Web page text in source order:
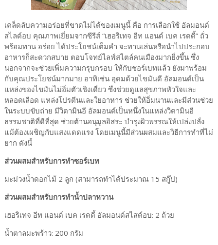
เคล็ดลับความอร่อยที่ขาดไม่ได้ของเมนูนี้ คือ การเลือกใช้ อัลมอนด์
สไลด์อบ คุณภาพเยี่ยมจากซีรีส์ “เฮอริเทจ อีท แอนด์ เบค เรดดี้” ถั่ว
พร้อมทาน อร่อย ได้ประโยชน์เต็มคำ จะทานเล่นหรือนำไปประกอบ
อาหารก็สะดวกสบาย ตอบโจทย์ไลฟ์สไตล์คนเมืองมากยิ่งขึ้น ซึ่ง
นอกจากจะช่วยเพิ่มความกรุบกรอบ ให้กับชอร์เบทแล้ว ยังมาพร้อม
กับคุณประโยชน์มากมาย อาทิเช่น อุดมด้วยไขมันดี อัลมอนด์เป็น
แหล่งของไขมันไม่อิ่มตัวเชิงเดี่ยว ซึ่งช่วยดูแลสุขภาพหัวใจและ
หลอดเลือด แหล่งโปรตีนและใยอาหาร ช่วยให้อิ่มนานและมีส่วนช่วย
ในระบบขับถ่าย มีวิตามินอี อัลมอนด์เป็นหนึ่งในแหล่งวิตามินอี
ธรรมชาติที่ดีที่สุด ช่วยต้านอนุมูลอิสระ บำรุงผิวพรรณให้เปล่งปลั่ง
แม้ต้องเผชิญกับแสงแดดแรง โดยเมนูนี้มีส่วนผสมและวิธีการทำที่ไม่
ยาก ดังนี้
ส่วนผสมสำหรับการทำซอร์เบท
มะม่วงน้ำดอกไม้ 2 ลูก (สามารถทำได้ประมาณ 15 สกู๊ป)
ส่วนผสมสำหรับการทำน้ำปลาหวาน
เฮอริเทจ อีท แอนด์ เบค เรดดี้ อัลมอนด์สไสด์อบ: 2 ถ้วย
น้ำตาลมะพร้าว: 200 กรัม